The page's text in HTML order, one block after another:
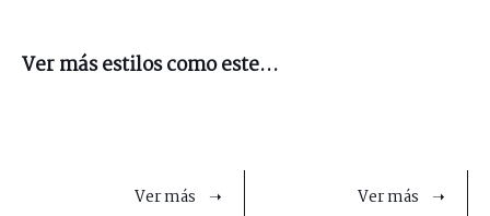
Ver más estilos como este...
Ver más ➝ Ver más ➝